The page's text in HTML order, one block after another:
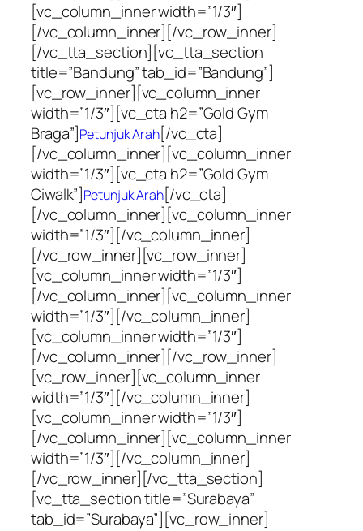
[vc_column_inner width=”1/3″]
[/vc_column_inner][/vc_row_inner]
[/vc_tta_section][vc_tta_section
title=”Bandung” tab_id=”Bandung”]
[vc_row_inner][vc_column_inner
width=”1/3″][vc_cta h2=”Gold Gym
Braga”]Petunjuk Arah[/vc_cta]
[/vc_column_inner][vc_column_inner
width=”1/3″][vc_cta h2=”Gold Gym
Ciwalk”]Petunjuk Arah[/vc_cta]
[/vc_column_inner][vc_column_inner
width=”1/3″][/vc_column_inner]
[/vc_row_inner][vc_row_inner]
[vc_column_inner width=”1/3″]
[/vc_column_inner][vc_column_inner
width=”1/3″][/vc_column_inner]
[vc_column_inner width=”1/3″]
[/vc_column_inner][/vc_row_inner]
[vc_row_inner][vc_column_inner
width=”1/3″][/vc_column_inner]
[vc_column_inner width=”1/3″]
[/vc_column_inner][vc_column_inner
width=”1/3″][/vc_column_inner]
[/vc_row_inner][/vc_tta_section]
[vc_tta_section title=”Surabaya”
tab_id=”Surabaya”][vc_row_inner]